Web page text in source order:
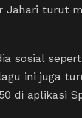
Jahari turut
sosial
ini juga
di aplikasi